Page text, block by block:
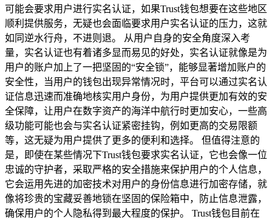
可能会要求用户进行实名认证，如果Trust钱包想要在这些地区
顺利提供服务，无疑也会面临要求用户实名认证的压力，这就
如同逆水行舟，不进则退。 从用户自身的安全角度深入考
量，实名认证也有着诸多显而易见的好处，实名认证就像是为
用户的账户加上了一把坚固的“安全锁”，能够显著增加账户的
安全性，当用户的钱包出现异常情况时，平台可以通过实名认
证信息迅速而准确地核实用户身份，为用户提供更加有效的安
全保障，让用户在数字资产的海洋中航行时更加安心，一些高
级功能可能也会与实名认证紧密挂钩，例如更高的交易限额
等，这无疑为用户提供了更多的便利和选择。 但值得注意的
是，即使在某些情况下Trust钱包要求实名认证，它也会像一位
忠诚的守护者，采取严格的安全措施来保护用户的个人信息，
它会运用先进的加密技术对用户的身份信息进行加密存储，就
像将珍贵的宝藏妥善地锁在坚固的保险箱中，防止信息泄露，
确保用户的个人隐私得到最大程度的保护。 Trust钱包目前在